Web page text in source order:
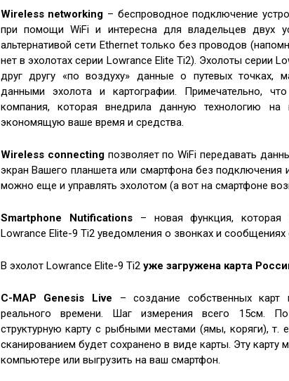
Wireless networking – беспроводное подключение
при помощи WiFi и интересна для владельцев двух
альтернативой сети Ethernet только без проводов
нет в эхолотах серии Lowrance Elite Ti2). Эхолоты серии
друг другу «по воздуху» данные о путевых точках,
данными эхолота и картографии. Примечательно,
компания, которая внедрила данную технологию на
экономящую ваше время и средства.
Wireless connecting позволяет по WiFi передавать
экран Вашего планшета или смартфона без подключения
можно еще и управлять эхолотом (а вот на смартфоне
Smartphone Nutifications– новая функция, которая
Lowrance Elite-9 Ti2 уведомления о звонках и сообщениях
В эхолот Lowrance Elite-9 Ti2 уже загружена карта
C-MAP Genesis Live – создание собственных
реального времени. Шаг измерения всего 15см.
структурную карту с рыбными местами (ямы, коряги), т.
сканированием будет сохранено в виде карты. Эту
компьютере или выгрузить на ваш смартфон.